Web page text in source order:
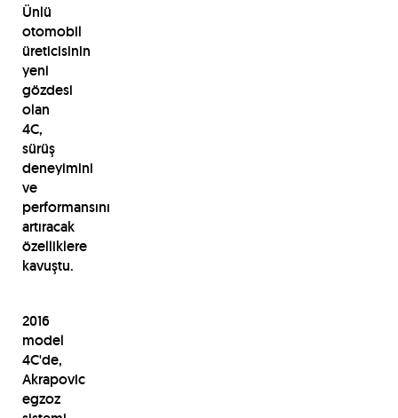
Ünlü
otomobil
üreticisinin
yeni
gözdesi
olan
4C,
sürüş
deneyimini
ve
performansını
artıracak
özelliklere
kavuştu.
2016
model
4C'de,
Akrapovic
egzoz